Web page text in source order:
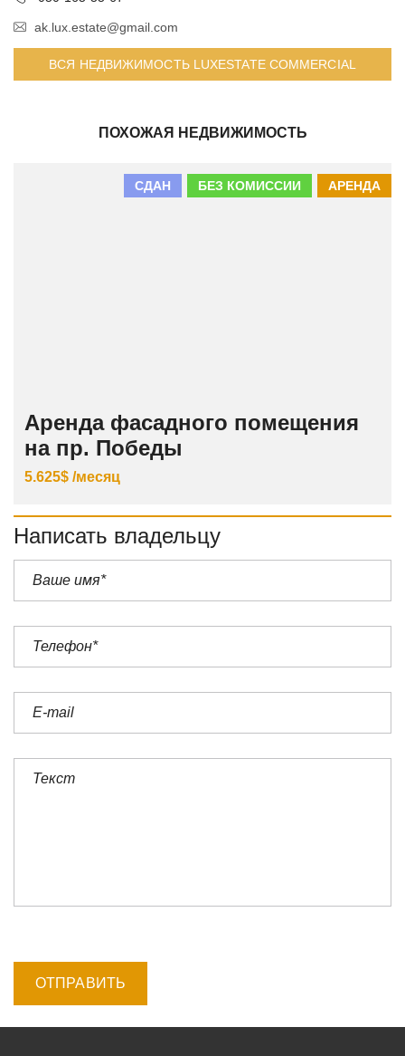
ak.lux.estate@gmail.com
ВСЯ НЕДВИЖИМОСТЬ LUXESTATE COMMERCIAL
ПОХОЖАЯ НЕДВИЖИМОСТЬ
АРЕНДА
БЕЗ КОМИССИИ
СДАН
Аренда фасадного помещения
на пр. Победы
5.625$ /месяц
Написать владельцу